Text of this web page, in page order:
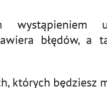
błędów, a
których będziesz